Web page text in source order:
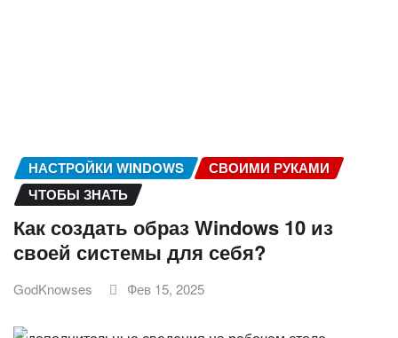
НАСТРОЙКИ WINDOWS
СВОИМИ РУКАМИ
ЧТОБЫ ЗНАТЬ
Как создать образ Windows 10 из
своей системы для себя?
GodKnowses Фев 15, 2025